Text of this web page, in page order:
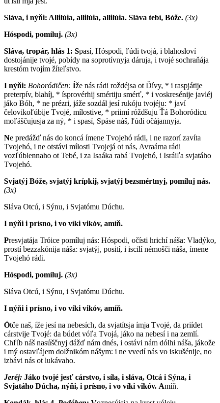
Sláva, i nýňi: Allilúia, allilúia, allilúia. Sláva tebí, Bóže. (3x)
Hóspodi, pomíluj. (3x)
Sláva, tropár, hlás 1: Spasí, Hóspodi, ľúdi tvojá, i blahosloví
dostojánije tvojé, pobídy na soprotívnyja dáruja, i tvojé sochraňája
krestóm tvojím žíteľstvo.
I nýňi: Bohoródičen: Íže nás rádi roždéjsa ot Ďívy, * i raspjátije
preterpív, blahíj, * ísprovérhij smértiju smérť, * i voskresénije javléj
jáko Bóh, * ne prézri, jáže sozdál jesí rukóju tvojéju: * javí
čelovikoľúbije Tvojé, mílostive, * priimí róždšuju Ťá Bohoródicu
moľáščujusja za ný, * i spasí, Spáse náš, ľúdi očájannyja.
Ne predážď nás do koncá ímene Tvojehó rádi, i ne razorí zavíta
Tvojehó, i ne otstávi mílosti Tvojejá ot nás, Avraáma rádi
vozľúblennaho ot Tebé, i za Isaáka rabá Tvojehó, i Isráiľa svjatáho
Tvojehó.
Svjatýj Bóže, svjatýj krípkij, svjatýj bezsmértnyj, pomíluj nás.
(3x)
Sláva Otcú, i Sýnu, i Svjatómu Dúchu.
I nýňi i prísno, i vo víki vikóv, amíň.
Presvjatája Tróice pomíluj nás: Hóspodi, očísti hrichí náša: Vladýko,
prostí bezzakónija náša: svjatýj, posití, i iscilí némošči náša, ímene
Tvojehó rádi.
Hóspodi, pomíluj. (3x)
Sláva Otcú, i Sýnu, i Svjatómu Dúchu.
I nýňi i prísno, i vo víki vikóv, amíň.
Ótče naš, íže jesí na nebesích, da svjatítsja ímja Tvojé, da priídet
cárstvije Tvojé: da búdet vóľa Tvojá, jáko na nebesí i na zemlí.
Chľíb náš nasúščnyj dážď nám dnés, i ostávi nám dólhi náša, jákože
i mý ostavľájem dolžnikóm nášym: i ne vvedí nás vo iskušénije, no
izbávi nás ot lukávaho.
Jeréj: Jáko tvojé jesť cárstvo, i síla, i sláva, Otcá i Sýna, i
Svjatáho Dúcha, nýňi, i prísno, i vo víki vikóv. Amíň.